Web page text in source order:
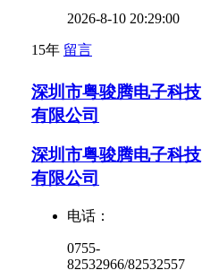
2026-8-10 20:29:00
15年 留言
深圳市粤骏腾电子科技
有限公司
深圳市粤骏腾电子科技
有限公司
电话：
0755-
82532966/82532557